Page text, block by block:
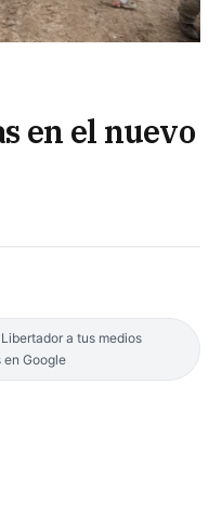
en el nuevo
a tus medios
en Google